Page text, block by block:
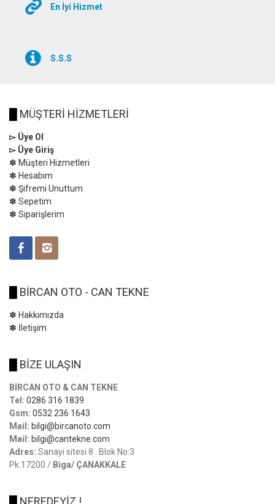
En İyi Hizmet
S.S.S
MÜŞTERİ HİZMETLERİ
▻ Üye Ol
▻ Üye Giriş
✽ Müşteri Hizmetleri
✽ Hesabım
✽ Şifremi Unuttum
✽ Sepetim
✽ Siparişlerim
BİRCAN OTO - CAN TEKNE
✽ Hakkımızda
✽ İletişim
BİZE ULAŞIN
BİRCAN OTO & CAN TEKNE
Tel: 0286 316 1839
Gsm: 0532 236 1643
Mail: bilgi@bircanoto.com
Mail: bilgi@cantekne.com
Adres: Sanayi sitesi 8 . Blok No:3
Pk.17200 / Biga/ ÇANAKKALE